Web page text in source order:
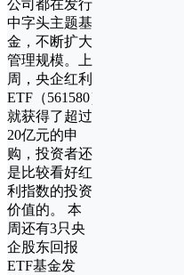
公司都在发行
中字头主题基
金，不断扩大
管理规模。上
周，央企红利
ETF（561580）
就获得了超过
20亿元的申
购，投资者还
是比较看好红
利指数的投资
价值的。 本
周还有3只央
企股东回报
ETF基金发